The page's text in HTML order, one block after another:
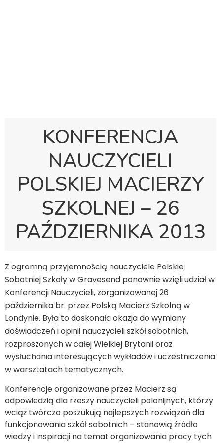
KONFERENCJA
NAUCZYCIELI
POLSKIEJ MACIERZY
SZKOLNEJ – 26
PAŹDZIERNIKA 2013
Z ogromną przyjemnością nauczyciele Polskiej
Sobotniej Szkoły w Gravesend ponownie wzięli udział w
Konferencji Nauczycieli, zorganizowanej 26
października br. przez Polską Macierz Szkolną w
Londynie. Była to doskonała okazja do wymiany
doświadczeń i opinii nauczycieli szkół sobotnich,
rozproszonych w całej Wielkiej Brytanii oraz
wysłuchania interesujących wykładów i uczestniczenia
w warsztatach tematycznych.
Konferencje organizowane przez Macierz są
odpowiedzią dla rzeszy nauczycieli polonijnych, którzy
wciąż twórczo poszukują najlepszych rozwiązań dla
funkcjonowania szkół sobotnich – stanowią źródło
wiedzy i inspiracji na temat organizowania pracy tych